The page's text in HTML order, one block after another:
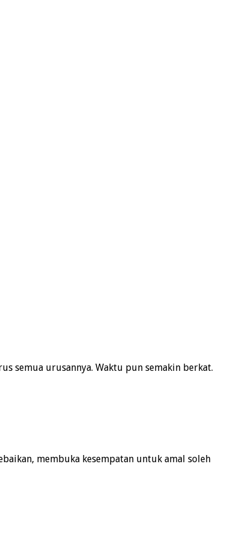
semua urusannya. Waktu pun semakin berkat.
membuka kesempatan untuk amal soleh